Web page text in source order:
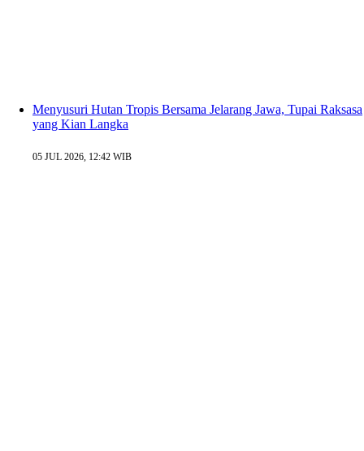
Menyusuri Hutan Tropis Bersama Jelarang Jawa, Tupai Raksasa
yang Kian Langka
05 JUL 2026, 12:42 WIB